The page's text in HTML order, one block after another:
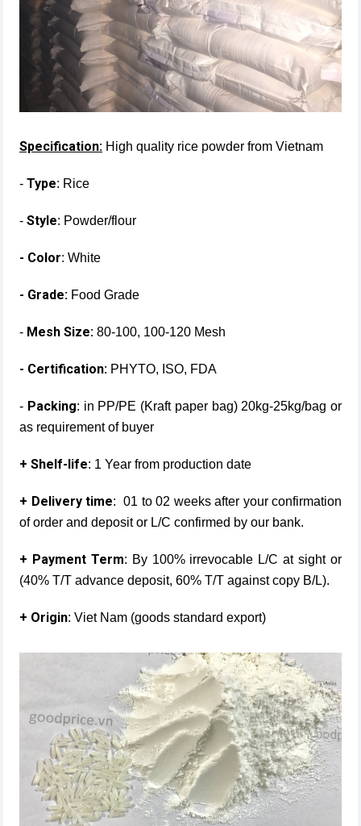
Specification: High quality rice powder from Vietnam
- Type: Rice
- Style: Powder/flour
- Color: White
- Grade: Food Grade
- Mesh Size: 80-100, 100-120 Mesh
- Certification: PHYTO, ISO, FDA
- Packing: in PP/PE (Kraft paper bag) 20kg-25kg/bag or
as requirement of buyer
+ Shelf-life: 1 Year from production date
+ Delivery time: 01 to 02 weeks after your confirmation
of order and deposit or L/C confirmed by our bank.
+ Payment Term: By 100% irrevocable L/C at sight or
(40% T/T advance deposit, 60% T/T against copy B/L).
+ Origin: Viet Nam (goods standard export)